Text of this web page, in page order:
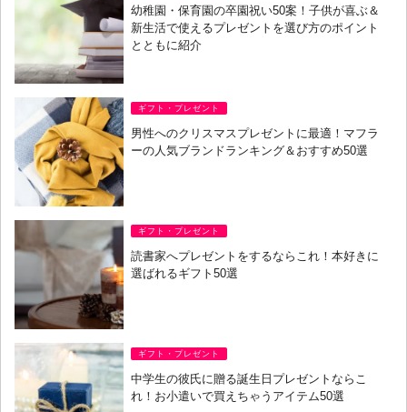
幼稚園・保育園の卒園祝い50案！子供が喜ぶ＆
新生活で使えるプレゼントを選び方のポイント
とともに紹介
ギフト・プレゼント
男性へのクリスマスプレゼントに最適！マフラ
ーの人気ブランドランキング＆おすすめ50選
ギフト・プレゼント
読書家へプレゼントをするならこれ！本好きに
選ばれるギフト50選
ギフト・プレゼント
中学生の彼氏に贈る誕生日プレゼントならこ
れ！お小遣いで買えちゃうアイテム50選